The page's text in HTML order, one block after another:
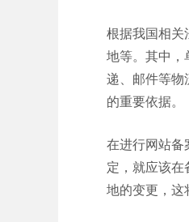
根据我国相关
地等。其中，
递、邮件等物
的重要依据。
在进行网站备
定，就应该
地的变更，这